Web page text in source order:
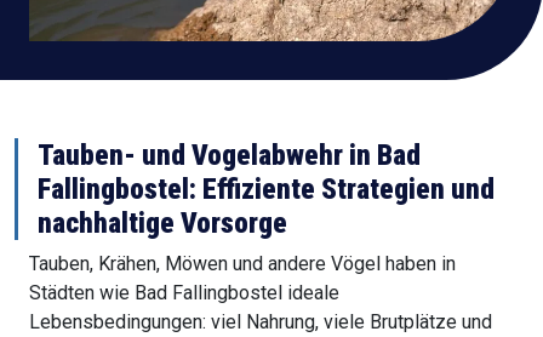
Tauben- und Vogelabwehr in Bad
Fallingbostel: Effiziente Strategien und
nachhaltige Vorsorge
Tauben, Krähen, Möwen und andere Vögel haben in
Städten wie Bad Fallingbostel ideale
Lebensbedingungen: viel Nahrung, viele Brutplätze und